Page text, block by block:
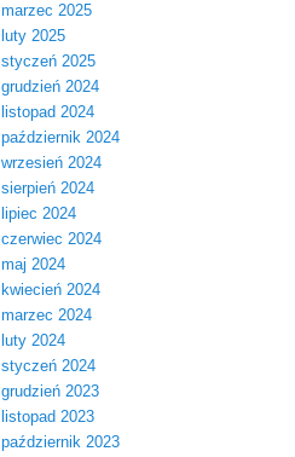
marzec 2025
luty 2025
styczeń 2025
grudzień 2024
listopad 2024
październik 2024
wrzesień 2024
sierpień 2024
lipiec 2024
czerwiec 2024
maj 2024
kwiecień 2024
marzec 2024
luty 2024
styczeń 2024
grudzień 2023
listopad 2023
październik 2023